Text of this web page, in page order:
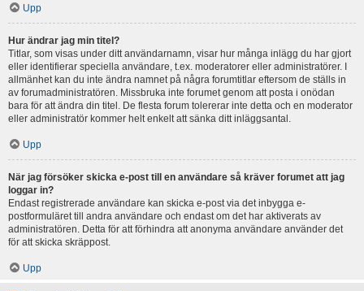
Upp
Hur ändrar jag min titel?
Titlar, som visas under ditt användarnamn, visar hur många inlägg du har gjort
eller identifierar speciella användare, t.ex. moderatorer eller administratörer. I
allmänhet kan du inte ändra namnet på några forumtitlar eftersom de ställs in
av forumadministratören. Missbruka inte forumet genom att posta i onödan
bara för att ändra din titel. De flesta forum tolererar inte detta och en moderator
eller administratör kommer helt enkelt att sänka ditt inläggsantal.
Upp
När jag försöker skicka e-post till en användare så kräver forumet att jag
loggar in?
Endast registrerade användare kan skicka e-post via det inbygga e-
postformuläret till andra användare och endast om det har aktiverats av
administratören. Detta för att förhindra att anonyma användare använder det
för att skicka skräppost.
Upp